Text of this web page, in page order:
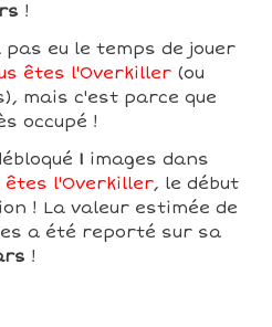
!
pas eu le temps de jouer
êtes l'Overkiller (ou
mais c'est parce que
occupé !
1 images dans
êtes l'Overkiller, le début
! La valeur estimée de
a été reporté sur sa
!